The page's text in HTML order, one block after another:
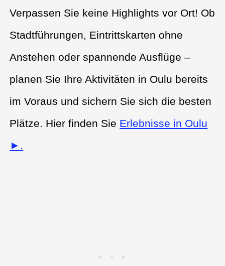
Verpassen Sie keine Highlights vor Ort! Ob
Stadtführungen, Eintrittskarten ohne
Anstehen oder spannende Ausflüge –
planen Sie Ihre Aktivitäten in Oulu bereits
im Voraus und sichern Sie sich die besten
Plätze. Hier finden Sie Erlebnisse in Oulu
►.